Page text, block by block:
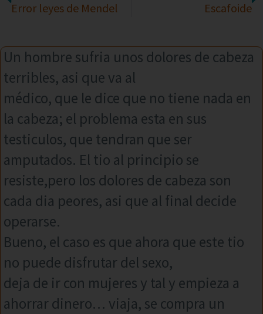
Error leyes de Mendel Escafoide
Un hombre sufria unos dolores de cabeza
terribles, asi que va al
médico, que le dice que no tiene nada en
la cabeza; el problema esta en sus
testiculos, que tendran que ser
amputados. El tio al principio se
resiste,pero los dolores de cabeza son
cada dia peores, asi que al final decide
operarse.
Bueno, el caso es que ahora que este tio
no puede disfrutar del sexo,
deja de ir con mujeres y tal y empieza a
ahorrar dinero… viaja, se compra un